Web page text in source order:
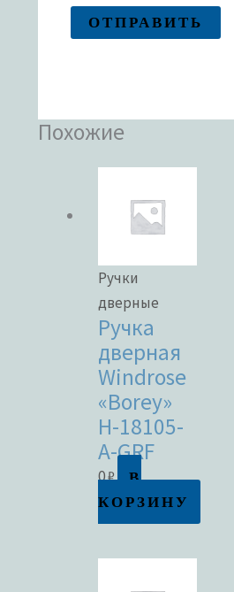
Похожие
Ручки
дверные
Ручка
дверная
Windrose
«Borey»
H-18105-
A-GRF
0₽
В
КОРЗИНУ